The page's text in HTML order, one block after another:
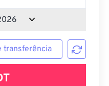
transferência